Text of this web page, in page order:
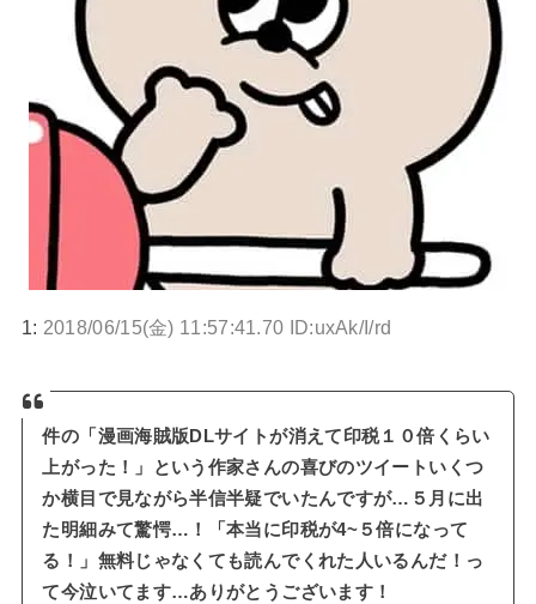
1: 2018/06/15(金) 11:57:41.70 ID:uxAk/I/rd
件の「漫画海賊版DLサイトが消えて印税１０倍くらい
上がった！」という作家さんの喜びのツイートいくつ
か横目で見ながら半信半疑でいたんですが…５月に出
た明細みて驚愕…！「本当に印税が4~５倍になって
る！」無料じゃなくても読んでくれた人いるんだ！っ
て今泣いてます…ありがとうございます！